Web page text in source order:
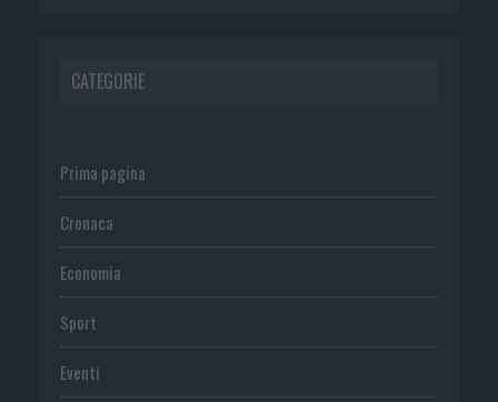
CATEGORIE
Prima pagina
Cronaca
Economia
Sport
Eventi